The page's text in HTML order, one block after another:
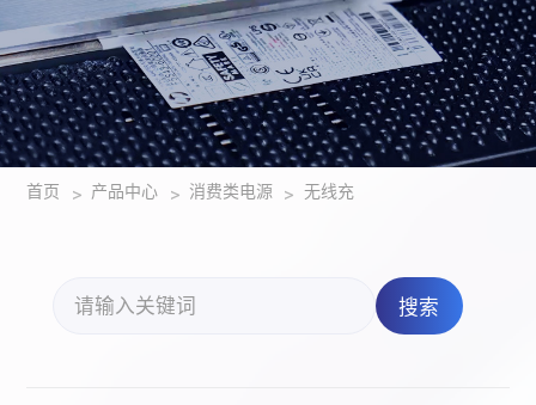
首页 > 产品中心 > 消费类电源 > 无线充
搜索